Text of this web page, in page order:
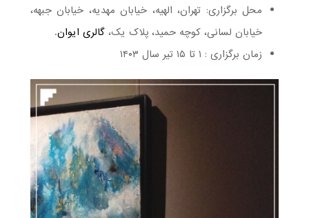
محل برگزاری: تهران، الهیه، خیابان مهدیه، خیابان جبهه،
خیابان لسانی، کوچه حمید، پلاک یک، گالری ایوان.
زمان برگزاری : ۱ تا ۱۵ تیر سال ۱۴۰۳